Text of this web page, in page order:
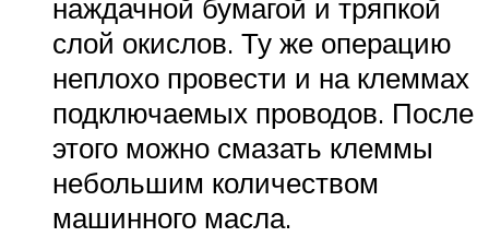
наждачной бумагой и тряпкой
слой окислов. Ту же операцию
неплохо провести и на клеммах
подключаемых проводов. После
этого можно смазать клеммы
небольшим количеством
машинного масла.